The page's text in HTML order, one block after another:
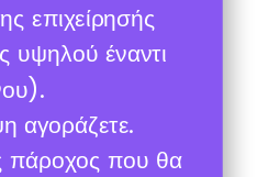
επιχείρησής
υψηλού έναντι
αγοράζετε.
πάροχος που θα